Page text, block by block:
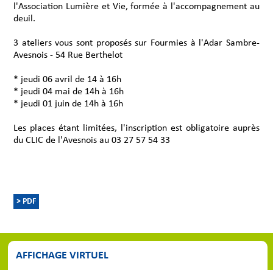
l'Association Lumière et Vie, formée à l'accompagnement au
deuil.
3 ateliers vous sont proposés sur Fourmies à l'Adar Sambre-
Avesnois - 54 Rue Berthelot
* jeudi 06 avril de 14 à 16h
* jeudi 04 mai de 14h à 16h
* jeudi 01 juin de 14h à 16h
Les places étant limitées, l'inscription est obligatoire auprès
du CLIC de l'Avesnois au 03 27 57 54 33
> PDF
AFFICHAGE VIRTUEL